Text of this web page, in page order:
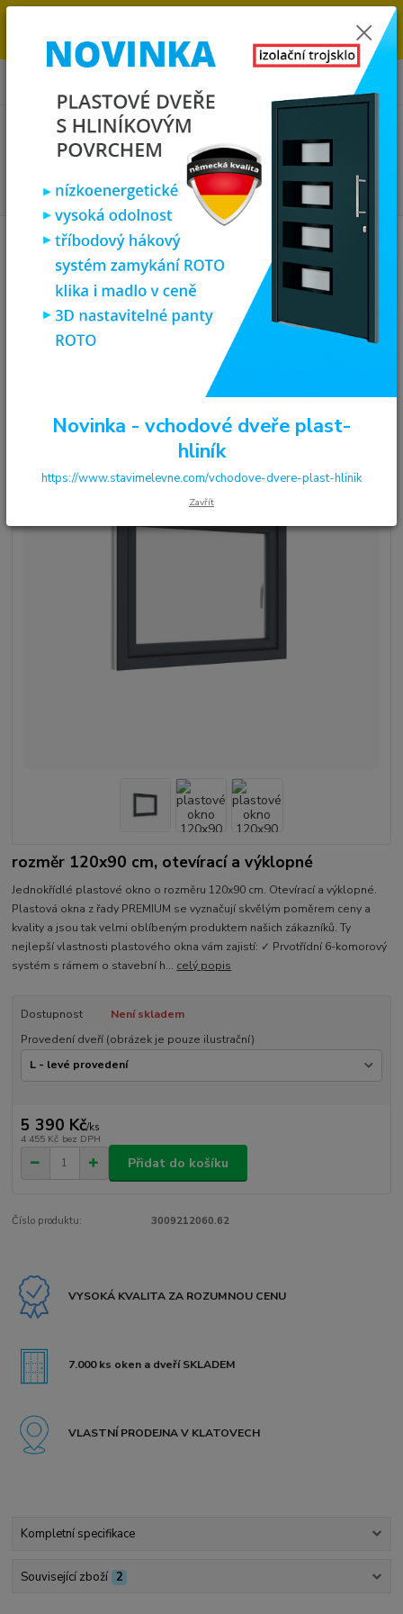
OBJEDNÁVKOU. MÁME 7 000 OKEN A DVEŘÍ SKLADEM U NÁS V
KLATOVECH.
0
0,00 Kč
Plastová okna
plastové okno 120x90 cm, jednokřídlé, antracit/bílé,
PREMIUM 7000
plastové okno 120x90 cm,
jednokřídlé, antracit/bílé,
PREMIUM 7000
Doprava ZDARMA
rozměr 120x90 cm, otevírací a výklopné
Jednokřídlé plastové okno o rozměru 120x90 cm. Otevírací a výklopné.
Plastová okna z řady PREMIUM se vyznačují skvělým poměrem ceny a
kvality a jsou tak velmi oblíbeným produktem našich zákazníků. Ty
nejlepší vlastnosti plastového okna vám zajistí: ✓ Prvotřídní 6-komorový
systém s rámem o stavební h... celý popis
Dostupnost
Není skladem
Provedení dveří (obrázek je pouze ilustrační)
5 390 Kč/ks
4 455 Kč bez DPH
Přidat do košíku
Číslo produktu: 3009212060.62
VYSOKÁ KVALITA ZA ROZUMNOU CENU
7.000 ks oken a dveří SKLADEM
VLASTNÍ PRODEJNA V KLATOVECH
Kompletní specifikace
Související zboží 2
Novinka - vchodové dveře plast-
hliník
https://www.stavimelevne.com/vchodove-dvere-plast-hlinik
Zavřít